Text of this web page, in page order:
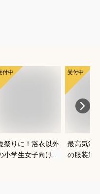
付中
祭りに！浴衣以外
小学生女子向け服
受付中
最高気温
の服装選